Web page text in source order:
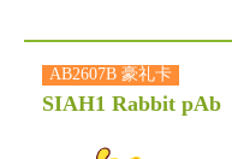
AB2607B 豪礼卡
SIAH1 Rabbit pAb